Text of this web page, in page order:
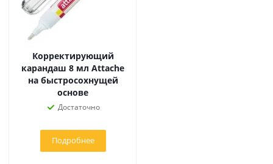
Корректирующий
карандаш 8 мл Attache
на быстросохнущей
основе
Достаточно
Подробнее